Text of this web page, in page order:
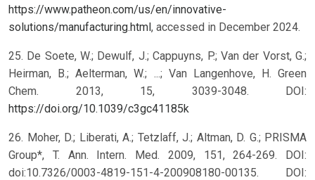
https://www.patheon.com/us/en/innovative-
solutions/manufacturing.html, accessed in December 2024.
25. De Soete, W.; Dewulf, J.; Cappuyns, P.; Van der Vorst, G.;
Heirman, B.; Aelterman, W.; ...; Van Langenhove, H. Green
Chem. 2013, 15, 3039-3048. DOI:
https://doi.org/10.1039/c3gc41185k
26. Moher, D.; Liberati, A.; Tetzlaff, J.; Altman, D. G.; PRISMA
Group*, T. Ann. Intern. Med. 2009, 151, 264-269. DOI:
doi:10.7326/0003-4819-151-4-200908180-00135. DOI: